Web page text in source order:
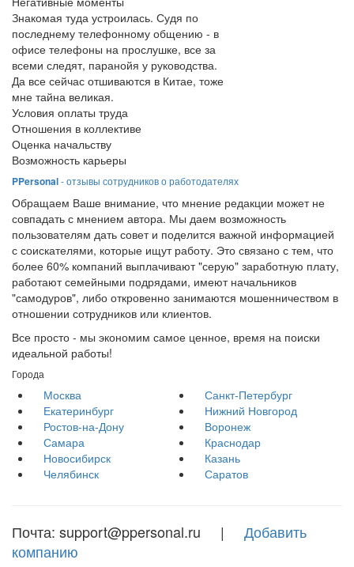
Знакомая туда устроилась. Судя по
последнему телефонному общению - в
офисе телефоны на прослушке, все за
всеми следят, паранойя у руководства.
Да все сейчас отшиваются в Китае, тоже
мне тайна великая.
Условия оплаты труда
Отношения в коллективе
Оценка начальству
Возможность карьеры
PPersonal- отзывы сотрудников о работодателях
Обращаем Ваше внимание, что мнение редакции может не
совпадать с мнением автора. Мы даем возможность
пользователям дать совет и поделится важной информацией
с соискателями, которые ищут работу. Это связано с тем, что
более 60% компаний выплачивают "серую" заработную плату,
работают семейными подрядами, имеют начальников
"самодуров", либо откровенно занимаются мошенничеством в
отношении сотрудников или клиентов.
Все просто - мы экономим самое ценное, время на поиски
идеальной работы!
Города
Москва
Санкт-Петербург
Екатеринбург
Нижний Новгород
Ростов-на-Дону
Воронеж
Самара
Краснодар
Новосибирск
Казань
Челябинск
Саратов
Почта: support@ppersonal.ru | Добавить
компанию